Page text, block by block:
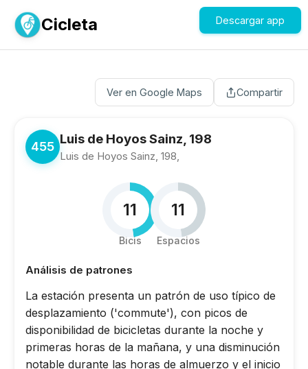
Cicleta Descargar app
Ver en Google Maps Compartir
455 Luis de Hoyos Sainz, 198
Luis de Hoyos Sainz, 198,
11
Bicis
11
Espacios
Análisis de patrones
La estación presenta un patrón de uso típico de
desplazamiento ('commute'), con picos de
disponibilidad de bicicletas durante la noche y
primeras horas de la mañana, y una disminución
notable durante las horas de almuerzo y el inicio